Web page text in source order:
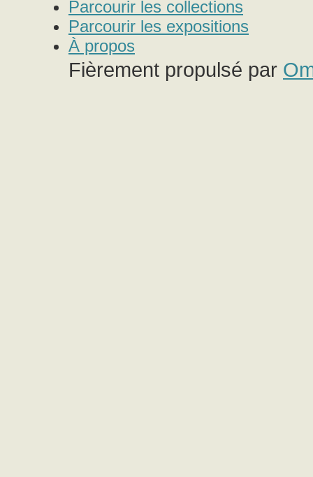
Parcourir les collections
Parcourir les expositions
À propos
Fièrement propulsé par